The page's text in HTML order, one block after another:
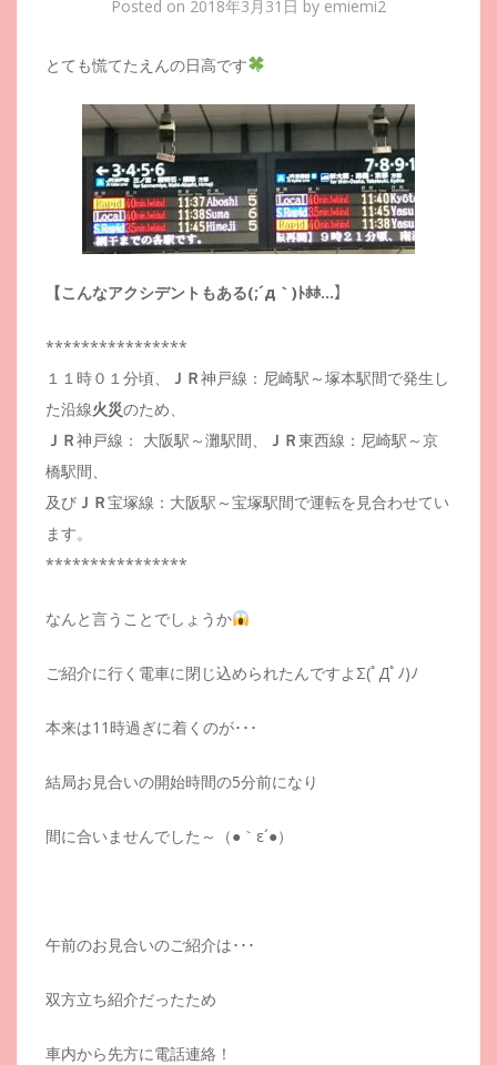
Posted on 2018年3月31日 by emiemi2
とても慌てたえんの日高です
【こんなアクシデントもある(;´д｀)ﾄﾎﾎ…】
****************
１１時０１分頃、
ＪＲ神戸線：尼崎駅～塚本駅間で発生し
た沿線火災のため、
ＪＲ神戸線： 大阪駅～灘駅間、 ＪＲ東西線：尼崎駅～京
橋駅間、
及び ＪＲ宝塚線：大阪駅～宝塚駅間で運転を見合わせてい
ます。
****************
なんと言うことでしょうか
ご紹介に行く電車に閉じ込められたんですよΣ(ﾟДﾟﾉ)ﾉ
本来は11時過ぎに着くのが･･･
結局お見合いの開始時間の5分前になり
間に合いませんでした～（●｀ε´●）
午前のお見合いのご紹介は･･･
双方立ち紹介だったため
車内から先方に電話連絡！